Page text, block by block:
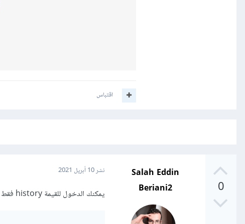
اقتباس
0
Salah Eddin
Beriani2
نشر10 أبريل 2021
يمكنك الدخول للقيمة history فقط بهذه الطريقة